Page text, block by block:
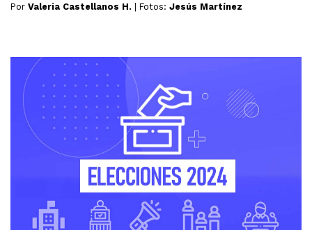
Por Valeria Castellanos H. | Fotos: Jesús Martínez